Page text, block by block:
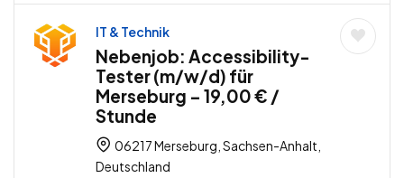
IT & Technik
Nebenjob: Accessibility-
Tester (m/w/d) für
Merseburg – 19,00 € /
Stunde
06217 Merseburg, Sachsen-Anhalt,
Deutschland